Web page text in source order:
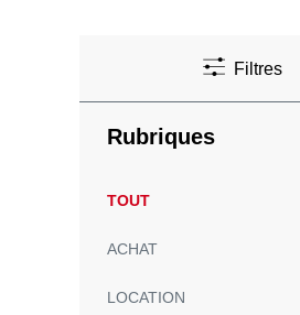
Filtres
Rubriques
TOUT
ACHAT
LOCATION